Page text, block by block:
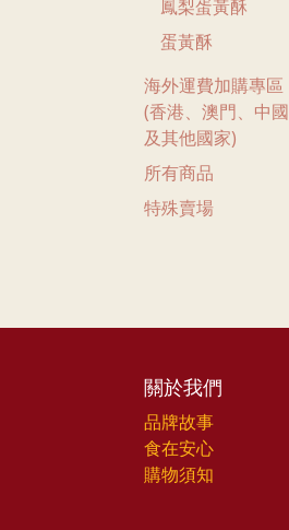
鳳梨蛋黃酥
蛋黃酥
海外運費加購專區
(香港、澳門、中國
及其他國家)
所有商品
特殊賣場
關於我們
品牌故事
食在安心
購物須知